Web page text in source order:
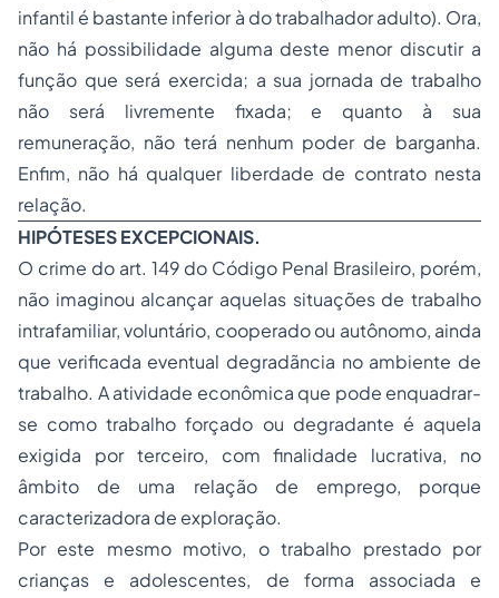
infantil é bastante inferior à do trabalhador adulto). Ora,
não há possibilidade alguma deste menor discutir a
função que será exercida; a sua jornada de trabalho
não será livremente fixada; e quanto à sua
remuneração, não terá nenhum poder de barganha.
Enfim, não há qualquer liberdade de contrato nesta
relação.
HIPÓTESES EXCEPCIONAIS.
O crime do art. 149 do Código Penal Brasileiro, porém,
não imaginou alcançar aquelas situações de trabalho
intrafamiliar, voluntário, cooperado ou autônomo, ainda
que verificada eventual degradãncia no ambiente de
trabalho. A atividade econômica que pode enquadrar-
se como trabalho forçado ou degradante é aquela
exigida por terceiro, com finalidade lucrativa, no
âmbito de uma relação de emprego, porque
caracterizadora de exploração.
Por este mesmo motivo, o trabalho prestado por
crianças e adolescentes, de forma associada e